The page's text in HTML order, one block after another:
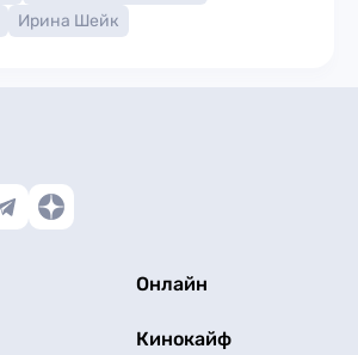
Ирина Шейк
Онлайн
Кинокайф